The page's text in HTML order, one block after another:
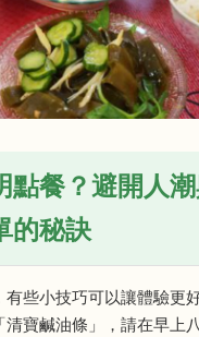
點餐？避開人
的秘訣
些小技巧可以讓體驗更
清寶鹹油條」，請在早上